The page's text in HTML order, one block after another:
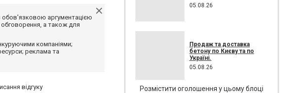
обов'язковою аргументацією
обговорення, а також для
компаніями;
реклама та
відгуку
05.08.26
Продаж та доставка
бетону по Києву та по
Україні.
05.08.26
Розмістити оголошення у цьому блоці